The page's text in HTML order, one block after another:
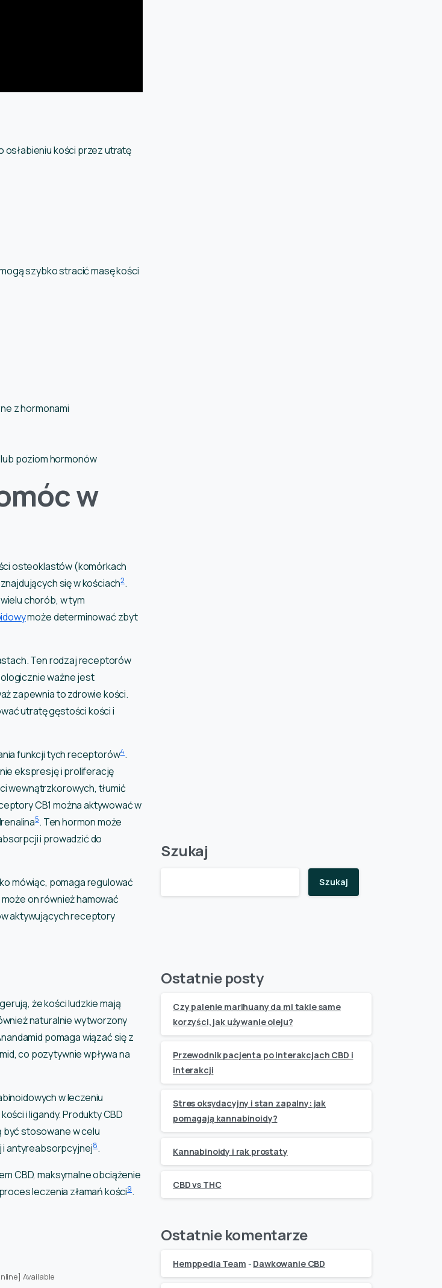
osłabieniu kości przez utratę
szybko stracić masę kości
z hormonami
poziom hormonów
w
osteoklastów (komórkach
się w kościach2.
chorób, w tym
może determinować zbyt
Ten rodzaj receptorów
ważne jest
zapewnia to zdrowie kości.
utratę gęstości kości i
funkcji tych receptorów4.
ekspresję i proliferację
wewnątrzkorowych, tłumić
CB1 można aktywować w
5. Ten hormon może
i prowadzić do
mówiąc, pomaga regulować
on również hamować
aktywujących receptory
że kości ludzkie mają
naturalnie wytworzony
pomaga wiązać się z
co pozytywnie wpływa na
w leczeniu
i ligandy. Produkty CBD
być stosowane w celu
i antyreabsorpcyjnej8.
CBD, maksymalne obciążenie
leczenia złamań kości9.
Available
Szukaj
Szukaj
Ostatnie posty
Czy palenie marihuany da mi takie same
korzyści, jak używanie oleju?
Przewodnik pacjenta po interakcjach CBD i
interakcji
Stres oksydacyjny i stan zapalny: jak
pomagają kannabinoidy?
Kannabinoidy i rak prostaty
CBD vs THC
Ostatnie komentarze
Hemppedia Team - Dawkowanie CBD